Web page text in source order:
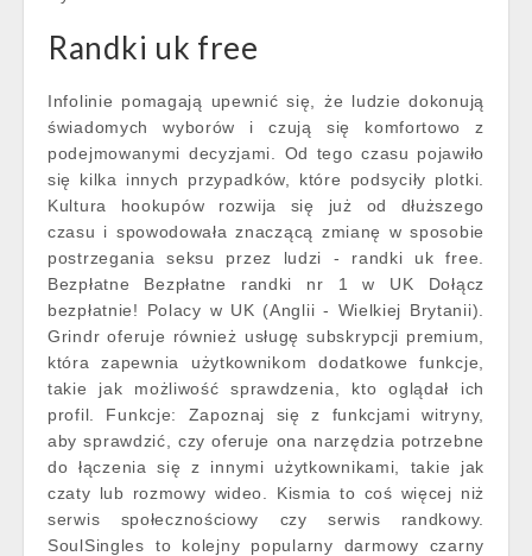
Randki uk free
Infolinie pomagają upewnić się, że ludzie dokonują
świadomych wyborów i czują się komfortowo z
podejmowanymi decyzjami. Od tego czasu pojawiło
się kilka innych przypadków, które podsyciły plotki.
Kultura hookupów rozwija się już od dłuższego
czasu i spowodowała znaczącą zmianę w sposobie
postrzegania seksu przez ludzi - randki uk free.
Bezpłatne Bezpłatne randki nr 1 w UK Dołącz
bezpłatnie! Polacy w UK (Anglii - Wielkiej Brytanii).
Grindr oferuje również usługę subskrypcji premium,
która zapewnia użytkownikom dodatkowe funkcje,
takie jak możliwość sprawdzenia, kto oglądał ich
profil. Funkcje: Zapoznaj się z funkcjami witryny,
aby sprawdzić, czy oferuje ona narzędzia potrzebne
do łączenia się z innymi użytkownikami, takie jak
czaty lub rozmowy wideo. Kismia to coś więcej niż
serwis społecznościowy czy serwis randkowy.
SoulSingles to kolejny popularny darmowy czarny